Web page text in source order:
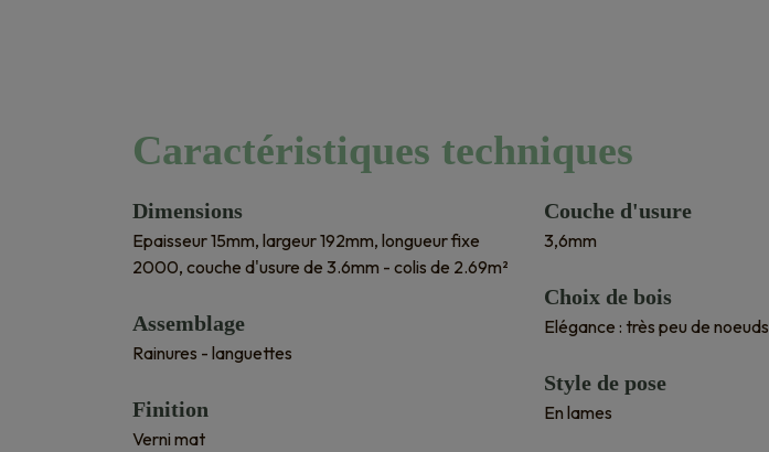
Caractéristiques techniques
Dimensions
Epaisseur 15mm, largeur 192mm, longueur fixe
2000, couche d'usure de 3.6mm - colis de 2.69m²
Assemblage
Rainures - languettes
Finition
Verni mat
Couche d'usure
3,6mm
Choix de bois
Elégance : très peu de noeuds
Style de pose
En lames